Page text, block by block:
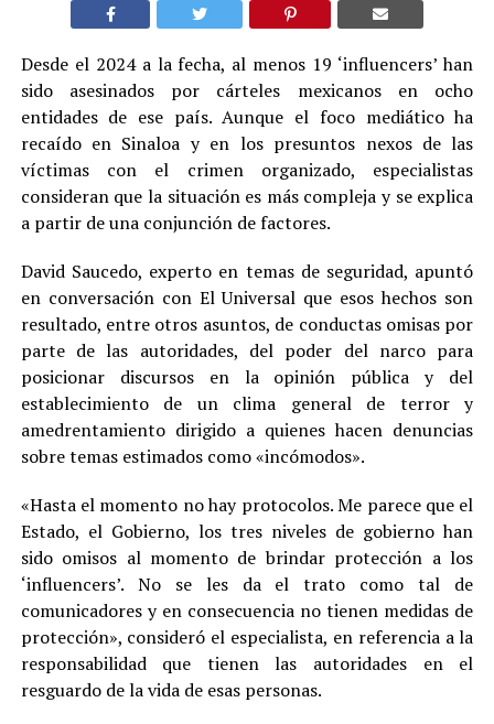
Desde el 2024 a la fecha, al menos 19 ‘influencers’ han
sido asesinados por cárteles mexicanos en ocho
entidades de ese país. Aunque el foco mediático ha
recaído en Sinaloa y en los presuntos nexos de las
víctimas con el crimen organizado, especialistas
consideran que la situación es más compleja y se explica
a partir de una conjunción de factores.
David Saucedo, experto en temas de seguridad, apuntó
en conversación con El Universal que esos hechos son
resultado, entre otros asuntos, de conductas omisas por
parte de las autoridades, del poder del narco para
posicionar discursos en la opinión pública y del
establecimiento de un clima general de terror y
amedrentamiento dirigido a quienes hacen denuncias
sobre temas estimados como «incómodos».
«Hasta el momento no hay protocolos. Me parece que el
Estado, el Gobierno, los tres niveles de gobierno han
sido omisos al momento de brindar protección a los
‘influencers’. No se les da el trato como tal de
comunicadores y en consecuencia no tienen medidas de
protección», consideró el especialista, en referencia a la
responsabilidad que tienen las autoridades en el
resguardo de la vida de esas personas.